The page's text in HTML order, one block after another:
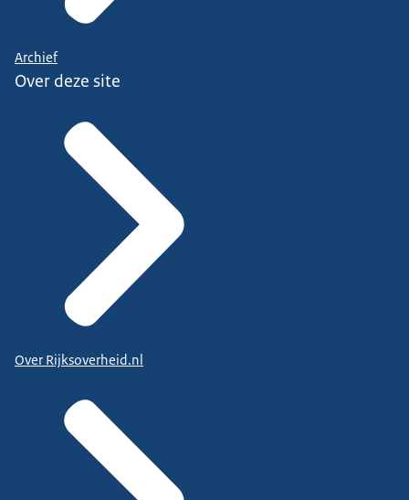
Archief
Over deze site
Over Rijksoverheid.nl